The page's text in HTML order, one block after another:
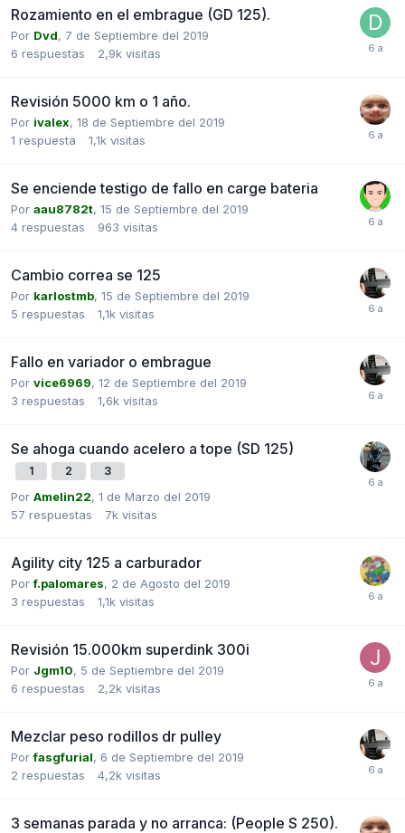
Rozamiento en el embrague (GD 125).
Por Dvd, 7 de Septiembre del 2019
6 respuestas 2,9k visitas
Revisión 5000 km o 1 año.
Por ivalex, 18 de Septiembre del 2019
1 respuesta 1,1k visitas
Se enciende testigo de fallo en carge bateria
Por aau8782t, 15 de Septiembre del 2019
4 respuestas 963 visitas
Cambio correa se 125
Por karlostmb, 15 de Septiembre del 2019
5 respuestas 1,1k visitas
Fallo en variador o embrague
Por vice6969, 12 de Septiembre del 2019
3 respuestas 1,6k visitas
Se ahoga cuando acelero a tope (SD 125)
1 2 3
Por Amelin22, 1 de Marzo del 2019
57 respuestas 7k visitas
Agility city 125 a carburador
Porf.palomares, 2 de Agosto del 2019
3 respuestas 1,1k visitas
Revisión 15.000km superdink 300i
Por Jgm10, 5 de Septiembre del 2019
6 respuestas 2,2k visitas
Mezclar peso rodillos dr pulley
Porfasgfurial, 6 de Septiembre del 2019
2 respuestas 4,2k visitas
3 semanas parada y no arranca: (People S 250).